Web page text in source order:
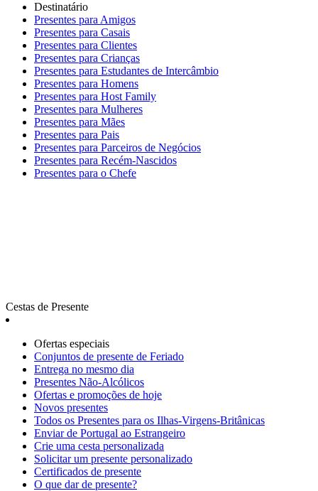
Destinatário
Presentes para Amigos
Presentes para Casais
Presentes para Clientes
Presentes para Crianças
Presentes para Estudantes de Intercâmbio
Presentes para Homens
Presentes para Host Family
Presentes para Mulheres
Presentes para Mães
Presentes para Pais
Presentes para Parceiros de Negócios
Presentes para Recém-Nascidos
Presentes para o Chefe
Cestas de Presente
Ofertas especiais
Сonjuntos de presente de Feriado
Entrega no mesmo dia
Presentes Não-Alcólicos
Ofertas e promoções de hoje
Novos presentes
Todos os Presentes para os Ilhas-Virgens-Britânicas
Enviar de Portugal ao Estrangeiro
Crie uma cesta personalizada
Solicitar um presente personalizado
Certificados de presente
O que dar de presente?